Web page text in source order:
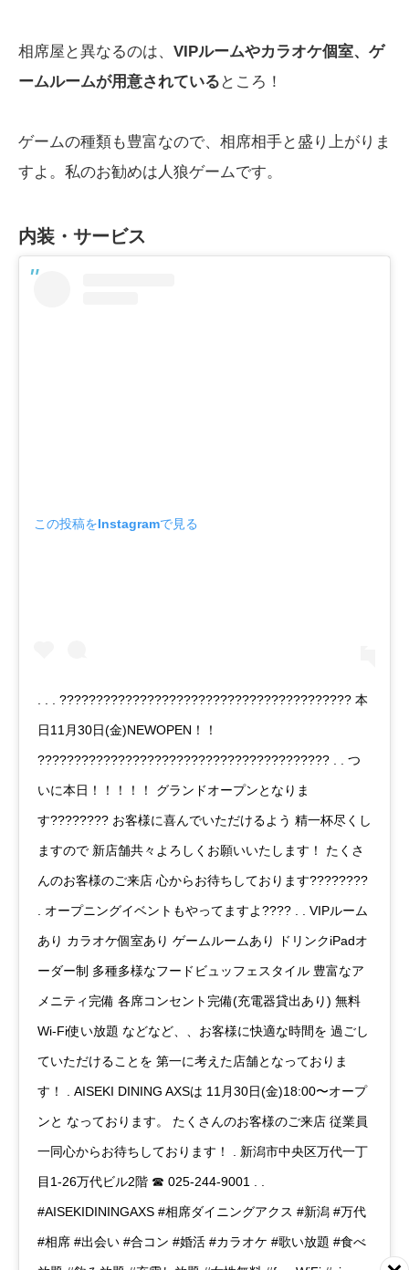
相席屋と異なるのは、 VIPルームやカラオケ個室、ゲ
ームルームが用意されている ところ！
ゲームの種類も豊富なので、相席相手と盛り上がりま
すよ。私のお勧めは人狼ゲームです。
内装・サービス
この投稿をInstagramで見る
. . . ???????????????????????????????????????? 本
日11月30日(金)NEWOPEN！！
???????????????????????????????????????? . . つ
いに本日！！！！！ グランドオープンとなりま
す???????? お客様に喜んでいただけるよう 精一杯尽くし
ますので 新店舗共々よろしくお願いいたします！ たくさ
んのお客様のご来店 心からお待ちしております????????
. オープニングイベントもやってますよ???? . . VIPルーム
あり カラオケ個室あり ゲームルームあり ドリンクiPadオ
ーダー制 多種多様なフードビュッフェスタイル 豊富なア
メニティ完備 各席コンセント完備(充電器貸出あり) 無料
Wi-Fi使い放題 などなど、、お客様に快適な時間を 過ごし
ていただけることを 第一に考えた店舗となっておりま
す！ . AISEKI DINING AXSは 11月30日(金)18:00〜オープ
ンと なっております。 たくさんのお客様のご来店 従業員
一同心からお待ちしております！ . 新潟市中央区万代一丁
目1-26万代ビル2階 ☎︎ 025-244-9001 . .
#AISEKIDININGAXS #相席ダイニングアクス #新潟 #万代
#相席 #出会い #合コン #婚活 #カラオケ #歌い放題 #食べ